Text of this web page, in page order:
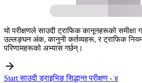
यो परीक्षणले साउदी ट्राफिक कानूनहरूको समीक्षा
उल्लङ्घन अंक, कानुनी कर्तव्यहरू, र ट्राफिक
परिणामहरूको अभ्यास गर्छन्।
Start साउदी ड्राइभिङ सिद्धान्त परीक्षण - ४